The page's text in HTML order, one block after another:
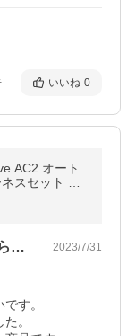
いいね 0
AC2 オート
スセット 衝
ルコントロ
本体サイズがコンパクトで邪魔にならない… 2023/7/31
す。
。